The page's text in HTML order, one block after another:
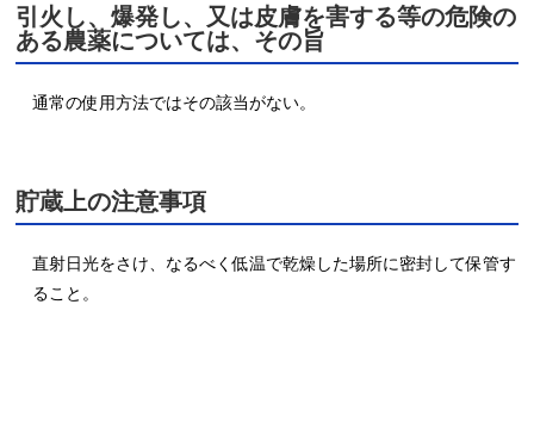
引火し、爆発し、又は皮膚を害する等の危険の
ある農薬については、その旨
通常の使用方法ではその該当がない。
貯蔵上の注意事項
直射日光をさけ、なるべく低温で乾燥した場所に密封して保管す
ること。